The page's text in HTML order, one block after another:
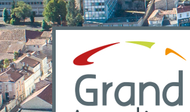
Panneau de gestion des cookies